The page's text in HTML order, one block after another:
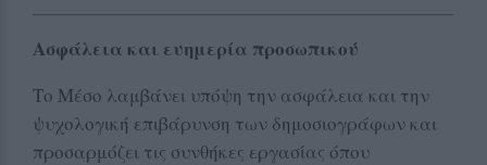
Ασφάλεια και ευημερία προσωπικού
Το Μέσο λαμβάνει υπόψη την ασφάλεια και την
ψυχολογική επιβάρυνση των δημοσιογράφων και
προσαρμόζει τις συνθήκες εργασίας όπου